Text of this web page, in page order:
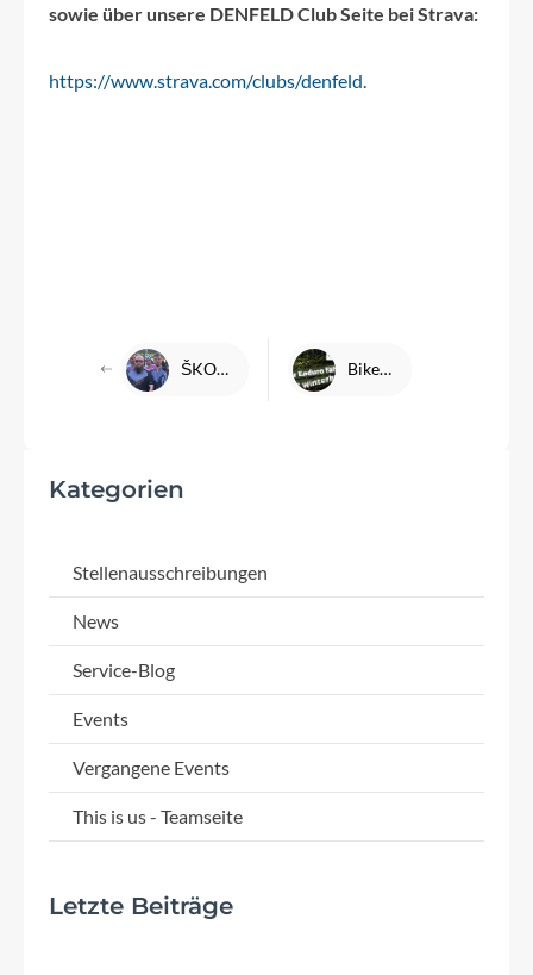
sowie über unsere DENFELD Club Seite bei Strava:
https://www.strava.com/clubs/denfeld
ŠKODA Velotour 2024 - Recap Bikepark Winterberg 04.10.26
Kategorien
Stellenausschreibungen
News
Service-Blog
Events
Vergangene Events
This is us - Teamseite
Letzte Beiträge